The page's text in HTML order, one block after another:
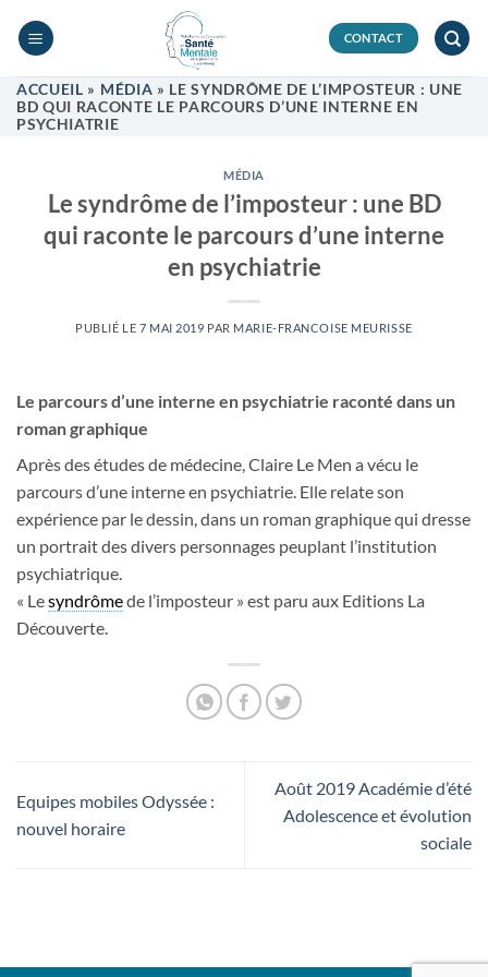
CONTACT
ACCUEIL » MÉDIA » LE SYNDRÔME DE L’IMPOSTEUR : UNE
BD QUI RACONTE LE PARCOURS D’UNE INTERNE EN
PSYCHIATRIE
MÉDIA
Le syndrôme de l’imposteur : une BD
qui raconte le parcours d’une interne
en psychiatrie
PUBLIÉ LE 7 MAI 2019 PAR MARIE-FRANCOISE MEURISSE
Le parcours d’une interne en psychiatrie raconté dans un
roman graphique
Après des études de médecine, Claire Le Men a vécu le
parcours d’une interne en psychiatrie. Elle relate son
expérience par le dessin, dans un roman graphique qui dresse
un portrait des divers personnages peuplant l’institution
psychiatrique.
« Lesyndrômede l’imposteur » est paru aux Editions La
Découverte.
Equipes mobiles Odyssée :
nouvel horaire
Août 2019 Académie d’été
Adolescence et évolution
sociale